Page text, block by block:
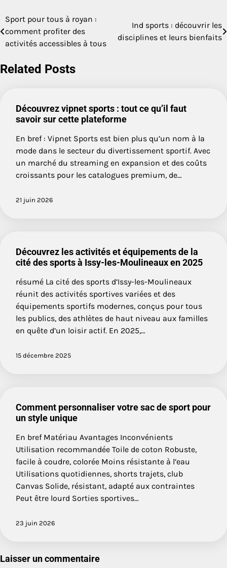
Navigation
de
Sport pour tous à royan :
comment profiter des
activités accessibles à tous
Ind sports : découvrir les
disciplines et leurs bienfaits
Related Posts
Découvrez vipnet sports : tout ce qu’il faut
savoir sur cette plateforme
En bref : Vipnet Sports est bien plus qu’un nom à la
mode dans le secteur du divertissement sportif. Avec
un marché du streaming en expansion et des coûts
croissants pour les catalogues premium, de…
21 juin 2026
Découvrez les activités et équipements de la
cité des sports à Issy-les-Moulineaux en 2025
résumé La cité des sports d’Issy-les-Moulineaux
réunit des activités sportives variées et des
équipements sportifs modernes, conçus pour tous
les publics, des athlètes de haut niveau aux familles
en quête d’un loisir actif. En 2025,…
15 décembre 2025
Comment personnaliser votre sac de sport pour
un style unique
En bref Matériau Avantages Inconvénients
Utilisation recommandée Toile de coton Robuste,
facile à coudre, colorée Moins résistante à l’eau
Utilisations quotidiennes, shorts trajets, club
Canvas Solide, résistant, adapté aux contraintes
Peut être lourd Sorties sportives…
23 juin 2026
Laisser un commentaire